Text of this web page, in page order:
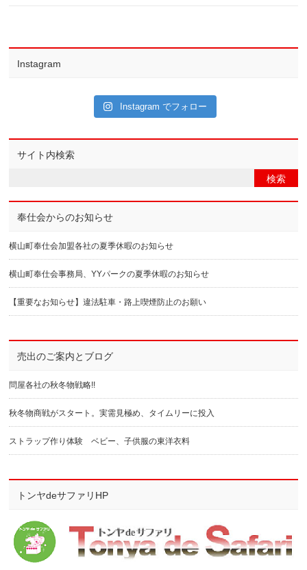
Instagram
Instagram でフォロー
サイト内検索
奉仕会からのお知らせ
横山町奉仕会加盟各社の夏季休暇のお知らせ
横山町奉仕会事務局、YYパークの夏季休暇のお知らせ
【重要なお知らせ】違法駐車・路上喫煙防止のお願い
売出のご案内とブログ
問屋各社の秋冬物戦略!!
秋冬物商戦がスタート。実需見極め、タイムリーに投入
ストラップ作り体験 ベビー、子供服の東洋衣料
トンヤdeサファリHP